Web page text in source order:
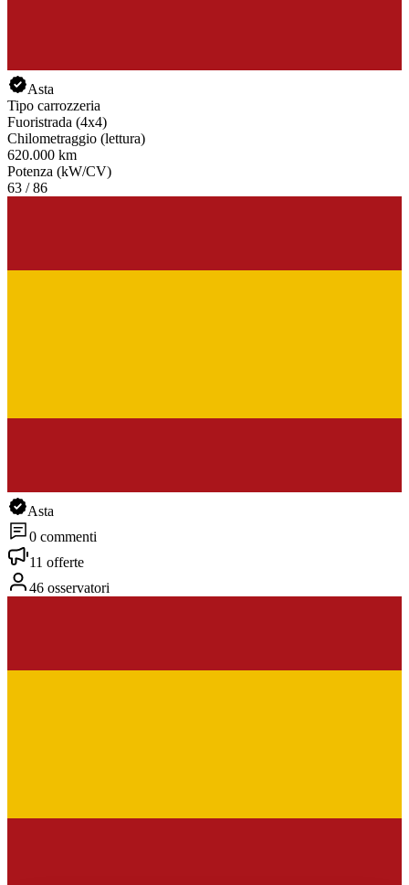
Asta
Tipo carrozzeria
Fuoristrada (4x4)
Chilometraggio (lettura)
620.000 km
Potenza (kW/CV)
63 / 86
Asta
0 commenti
11 offerte
46 osservatori